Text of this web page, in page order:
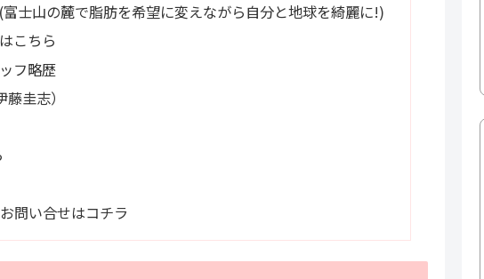
士山の麓で脂肪を希望に変えながら自分と地球を綺麗に!)
こちら
フ略歴
圭志）
問い合せはコチラ